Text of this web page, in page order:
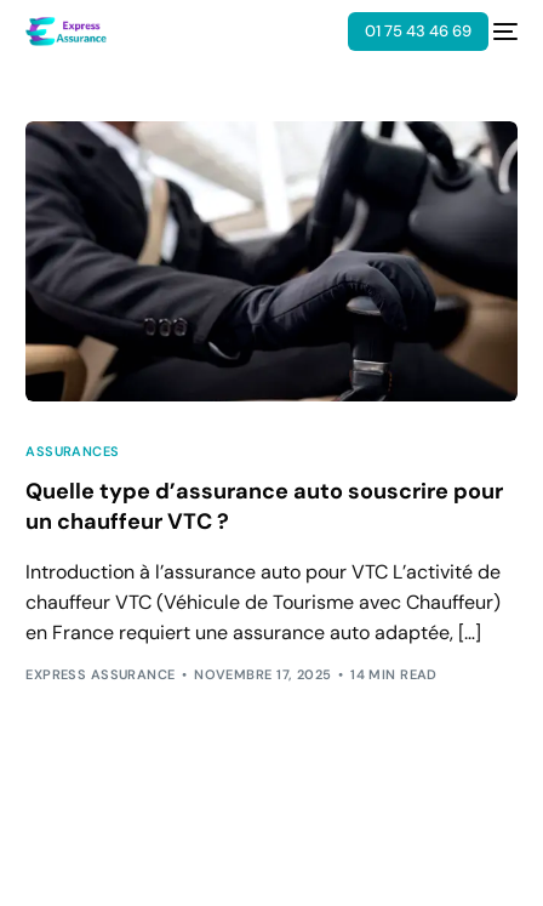
01 75 43 46 69
ASSURANCES
Quelle type d’assurance auto souscrire pour
un chauffeur VTC ?
Introduction à l’assurance auto pour VTC L’activité de
chauffeur VTC (Véhicule de Tourisme avec Chauffeur)
en France requiert une assurance auto adaptée, […]
EXPRESS ASSURANCE NOVEMBRE 17, 2025 14 MIN READ